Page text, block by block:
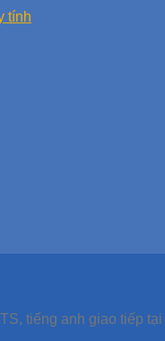
tính
tiếng anh giao tiếp